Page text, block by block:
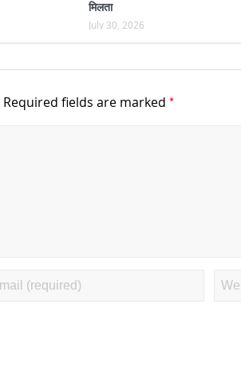
मिलता
July 30, 2026
Required fields are marked *